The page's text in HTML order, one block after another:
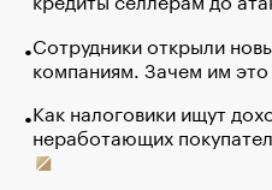
Сотрудники открыли
компаниям. Зачем им это
Как налоговики ищут
неработающих